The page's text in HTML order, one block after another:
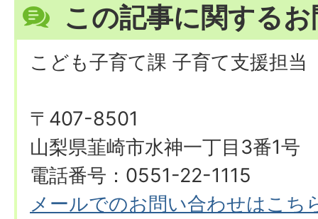
この記事に関する
こども子育て課 子育て支援担当
〒407-8501
山梨県韮崎市水神一丁目3番1号
電話番号：0551-22-1115
メールでのお問い合わせはこち